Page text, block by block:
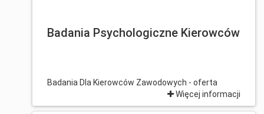
Badania Psychologiczne Kierowców
Badania Dla Kierowców Zawodowych - oferta
Więcej informacji